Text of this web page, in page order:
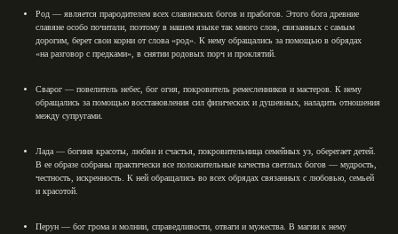
Род — является прародителем всех славянских богов и прабогов. Этого бога древние
славяне особо почитали, поэтому в нашем языке так много слов, связанных с самым
дорогим, берет свои корни от слова «род». К нему обращались за помощью в обрядах
«на разговор с предками», в снятии родовых порч и проклятий.⁣⁣
Сварог — повелитель небес, бог огня, покровитель ремесленников и мастеров. К нему
обращались за помощью восстановления сил физических и душевных, наладить отношения
между супругами.⁣⁣
Лада — богиня красоты, любви и счастья, покровительница семейных уз, оберегает детей.
В ее образе собраны практически все положительные качества светлых богов — мудрость,
честность, искренность. К ней обращались во всех обрядах связанных с любовью, семьей
и красотой.⁣⁣
Перун — бог грома и молнии, справедливости, отваги и мужества. В магии к нему